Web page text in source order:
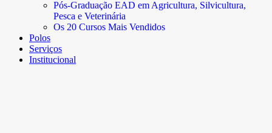
Pós-Graduação EAD em Agricultura, Silvicultura,
Pesca e Veterinária
Os 20 Cursos Mais Vendidos
Polos
Serviços
Institucional